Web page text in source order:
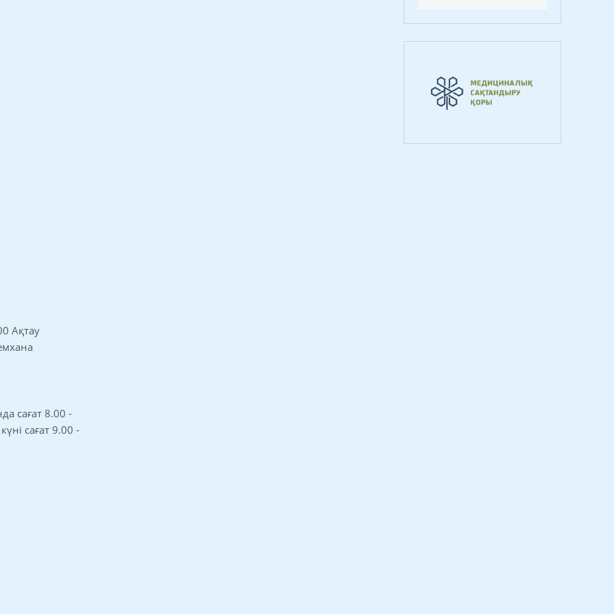
Ақтау
сағат 8.00 -
сағат 9.00 -